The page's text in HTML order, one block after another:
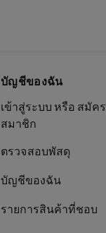
บัญชีของฉัน
เข้าสู่ระบบ หรือ สมัคร
สมาชิก
ตรวจสอบพัสดุ
บัญชีของฉัน
รายการสินค้าที่ชอบ